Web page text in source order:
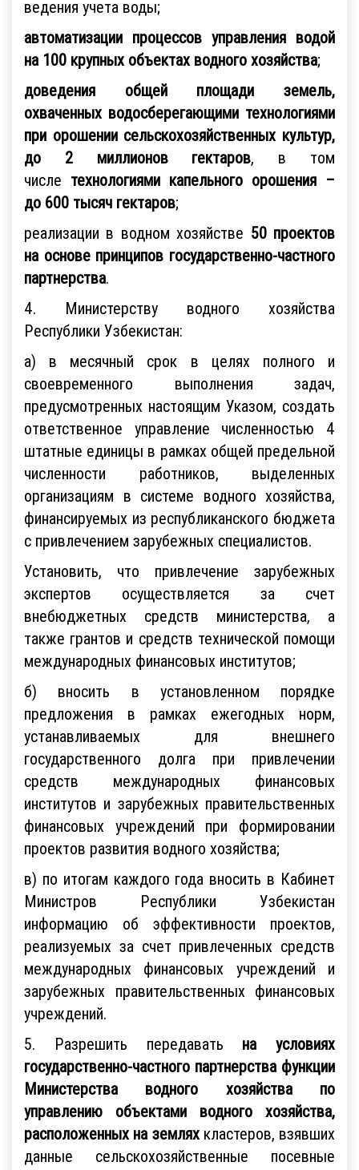
ведения учета воды;
автоматизации процессов управления водой
на 100 крупных объектах водного хозяйства;
доведения общей площади земель,
охваченных водосберегающими технологиями
при орошении сельскохозяйственных культур,
до 2 миллионов гектаров, в том
числе технологиями капельного орошения –
до 600 тысяч гектаров;
реализации в водном хозяйстве 50 проектов
на основе принципов государственно-частного
партнерства.
4. Министерству водного хозяйства
Республики Узбекистан:
а) в месячный срок в целях полного и
своевременного выполнения задач,
предусмотренных настоящим Указом, создать
ответственное управление численностью 4
штатные единицы в рамках общей предельной
численности работников, выделенных
организациям в системе водного хозяйства,
финансируемых из республиканского бюджета
с привлечением зарубежных специалистов.
Установить, что привлечение зарубежных
экспертов осуществляется за счет
внебюджетных средств министерства, а
также грантов и средств технической помощи
международных финансовых институтов;
б) вносить в установленном порядке
предложения в рамках ежегодных норм,
устанавливаемых для внешнего
государственного долга при привлечении
средств международных финансовых
институтов и зарубежных правительственных
финансовых учреждений при формировании
проектов развития водного хозяйства;
в) по итогам каждого года вносить в Кабинет
Министров Республики Узбекистан
информацию об эффективности проектов,
реализуемых за счет привлеченных средств
международных финансовых учреждений и
зарубежных правительственных финансовых
учреждений.
5. Разрешить передавать на условиях
государственно-частного партнерства функции
Министерства водного хозяйства по
управлению объектами водного хозяйства,
расположенных на землях кластеров, взявших
данные сельскохозяйственные посевные